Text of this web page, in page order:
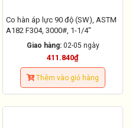
Co hàn áp lực 90 độ (SW), ASTM
A182 F304, 3000#, 1-1/4"
Giao hàng: 02-05 ngày
411.840₫
Thêm vào giỏ hàng